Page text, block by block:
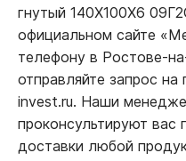
гнутый 140Х100Х6
официальном сайте
телефону в Ростове-
отправляйте запрос
invest.ru. Наши
проконсультируют вас
доставки любой